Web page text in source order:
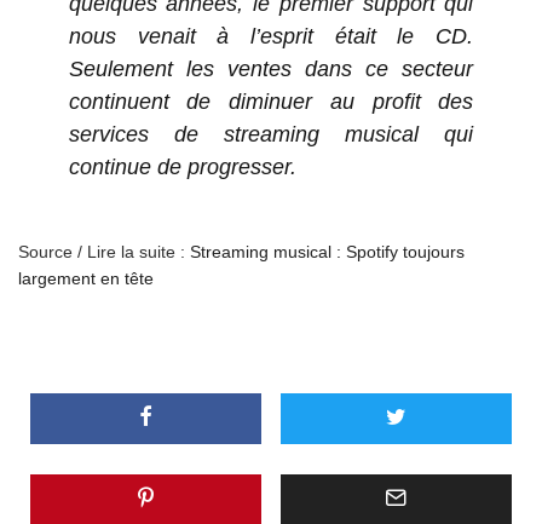
nous venait à l’esprit était le CD.
Seulement les ventes dans ce secteur
continuent de diminuer au profit des
services de streaming musical qui
continue de progresser.
Source / Lire la suite : Streaming musical : Spotify toujours
largement en tête